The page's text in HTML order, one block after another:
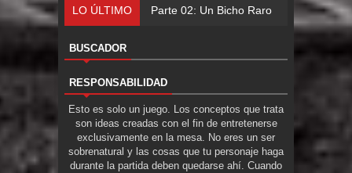
LO ÚLTIMO Parte 02: Un Bicho Raro
BUSCADOR
RESPONSABILIDAD
Esto es solo un juego. Los conceptos que trata
son ideas creadas con el fin de entretenerse
exclusivamente en la mesa. No eres un ser
sobrenatural y las cosas que tu personaje haga
durante la partida deben quedarse ahí. Cuando